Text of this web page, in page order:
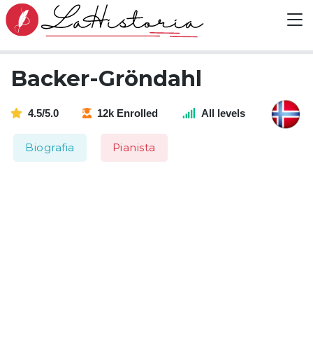
Backer-Gröndahl
4.5/5.0 12k Enrolled All levels
Biografia Pianista